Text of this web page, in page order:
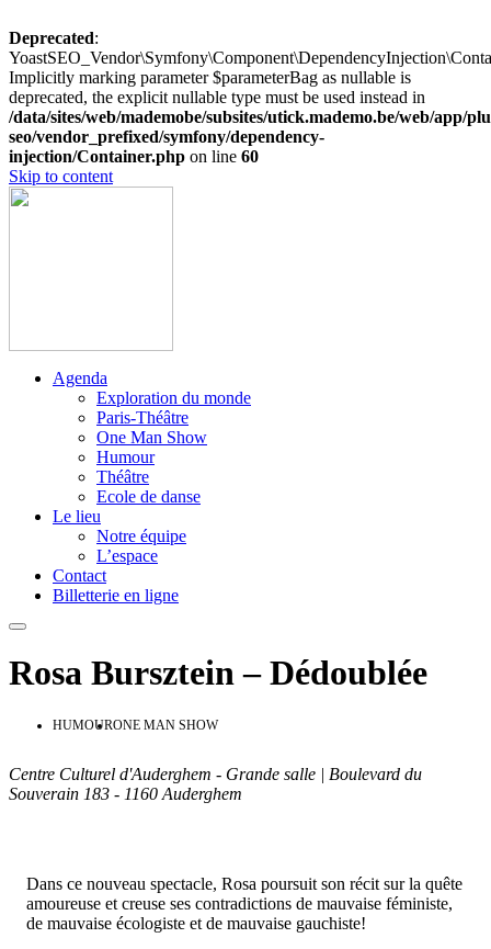
Deprecated:
Implicitly marking parameter $parameterBag as nullable is
deprecated, the explicit nullable type must be used instead in
/data/sites/web/mademobe/subsites/utick.mademo.be/web/app/
seo/vendor_prefixed/symfony/dependency-
injection/Container.php on line 60
Skip to content
Agenda
Exploration du monde
Paris-Théâtre
One Man Show
Humour
Théâtre
Ecole de danse
Le lieu
Notre équipe
L’espace
Contact
Billetterie en ligne
Rosa Bursztein – Dédoublée
HUMOURONE MAN SHOW
Centre Culturel d'Auderghem - Grande salle | Boulevard du
Souverain 183 - 1160 Auderghem
Dans ce nouveau spectacle, Rosa poursuit son récit sur la quête
amoureuse et creuse ses contradictions de mauvaise féministe,
de mauvaise écologiste et de mauvaise gauchiste!